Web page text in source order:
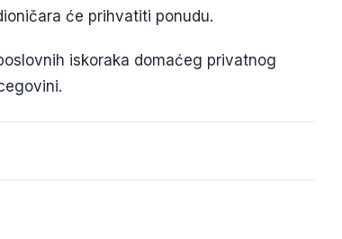
će prihvatiti ponudu.
iskoraka domaćeg privatnog